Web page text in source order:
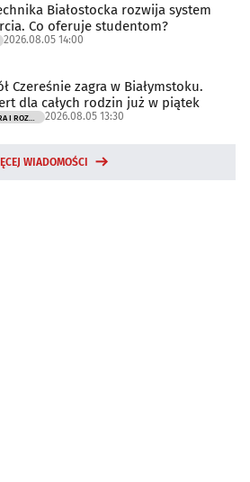
Białostocka rozwija system
Co oferuje studentom?
2026.08.05 14:00
Czereśnie zagra w Białymstoku.
dla całych rodzin już w piątek
2026.08.05 13:30
WIADOMOŚCI